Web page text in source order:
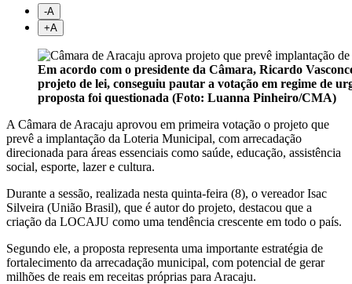
-A
+A
Em acordo com o presidente da Câmara, Ricardo
projeto de lei, conseguiu pautar a votação em regime de
proposta foi questionada (Foto: Luanna Pinheiro/CMA)
A Câmara de Aracaju aprovou em primeira votação o projeto que
prevê a implantação da Loteria Municipal, com arrecadação
direcionada para áreas essenciais como saúde, educação, assistência
social, esporte, lazer e cultura.
Durante a sessão, realizada nesta quinta-feira (8), o vereador Isac
Silveira (União Brasil), que é autor do projeto, destacou que a
criação da LOCAJU como uma tendência crescente em todo o país.
Segundo ele, a proposta representa uma importante estratégia de
fortalecimento da arrecadação municipal, com potencial de gerar
milhões de reais em receitas próprias para Aracaju.